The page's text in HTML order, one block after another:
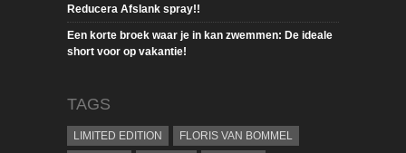
Reducera Afslank spray!!
Een korte broek waar je in kan zwemmen: De ideale
short voor op vakantie!
TAGS
LIMITED EDITION
FLORIS VAN BOMMEL